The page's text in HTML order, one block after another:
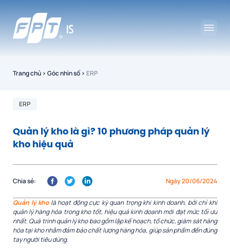
Trang chủ › Góc nhìn số› ERP
ERP
Quản lý kho là gì? 10 phương pháp quản lý
kho hiệu quả
Ngày 20/06/2024
Chia sẻ:
Quản lý kholà hoạt động cực kỳ quan trọng khi kinh doanh, bởi chỉ khi
quản lý hàng hóa trong kho tốt, hiệu quả kinh doanh mới đạt mức tối ưu
nhất. Quá trình quản lý kho bao gồm lập kế hoạch, tổ chức, giám sát hàng
hóa tại kho nhằm đảm bảo chất lượng hàng hóa, giúp sản phẩm đến đúng
tay người tiêu dùng.